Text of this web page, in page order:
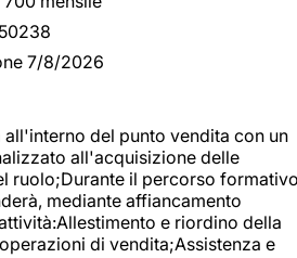
7/8/2026
all'interno del punto vendita con un
all'acquisizione delle
ruolo;Durante il percorso
mediante affiancamento
e riordino della
di vendita;Assistenza e